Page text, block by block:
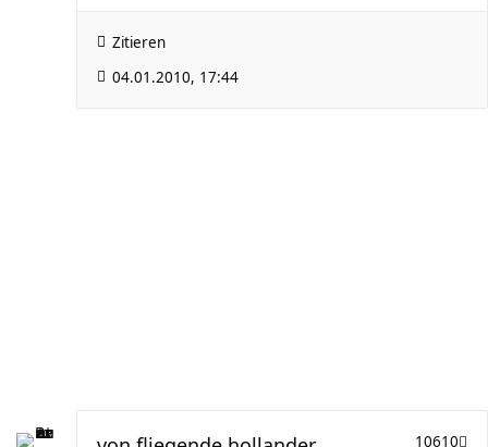
Zitieren
04.01.2010, 17:44
10610